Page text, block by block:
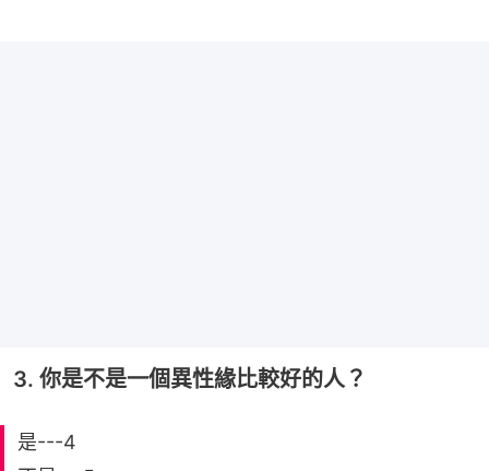
3. 你是不是一個異性緣比較好的人？
是---4